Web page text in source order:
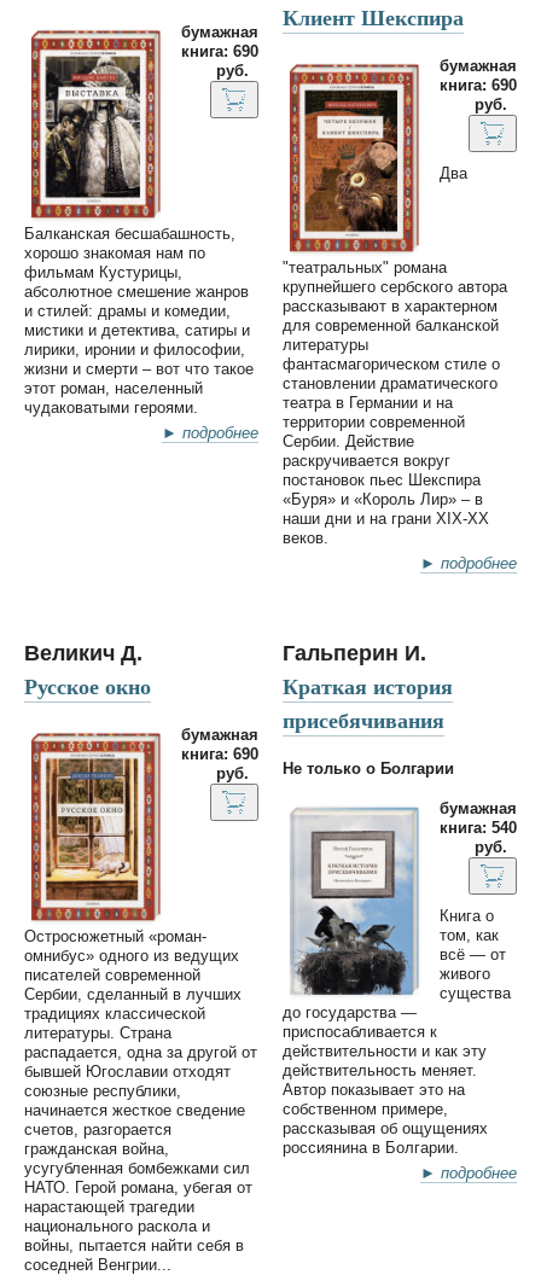
бумажная
книга: 690
руб.
Балканская бесшабашность,
хорошо знакомая нам по
фильмам Кустурицы,
абсолютное смешение жанров
и стилей: драмы и комедии,
мистики и детектива, сатиры и
лирики, иронии и философии,
жизни и смерти – вот что такое
этот роман, населенный
чудаковатыми героями.
► подробнее
Клиент Шекспира
бумажная
книга: 690
руб.
Два
"театральных" романа
крупнейшего сербского автора
рассказывают в характерном
для современной балканской
литературы
фантасмагорическом стиле о
становлении драматического
театра в Германии и на
территории современной
Сербии. Действие
раскручивается вокруг
постановок пьес Шекспира
«Буря» и «Король Лир» – в
наши дни и на грани XIX-XX
веков.
► подробнее
Великич Д.
Русское окно
бумажная
книга: 690
руб.
Остросюжетный «роман-
омнибус» одного из ведущих
писателей современной
Сербии, сделанный в лучших
традициях классической
литературы. Страна
распадается, одна за другой от
бывшей Югославии отходят
союзные республики,
начинается жесткое сведение
счетов, разгорается
гражданская война,
усугубленная бомбежками сил
НАТО. Герой романа, убегая от
нарастающей трагедии
национального раскола и
войны, пытается найти себя в
соседней Венгрии...
Гальперин И.
Краткая история
присебячивания
Не только о Болгарии
бумажная
книга: 540
руб.
Книга о
том, как
всё — от
живого
существа
до государства —
приспосабливается к
действительности и как эту
действительность меняет.
Автор показывает это на
собственном примере,
рассказывая об ощущениях
россиянина в Болгарии.
► подробнее